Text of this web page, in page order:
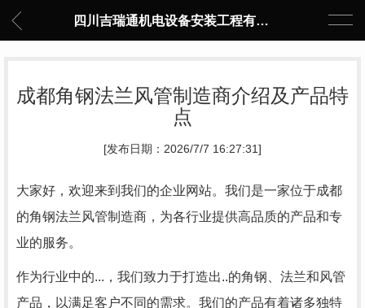
四川吉瑞通机电设备安装工程有限公司
成都角钢法兰风管制造商介绍及产品特
点
[发布日期：2026/7/7 16:27:31]
大家好，欢迎来到我们的企业网站。我们是一家位于成都
的角钢法兰风管制造商，为各行业提供高品质的产品和专
业的服务。
作为行业中的...，我们致力于打造出..的角钢、法兰和风管
产品，以满足客户不同的需求。我们的产品有着诸多独特